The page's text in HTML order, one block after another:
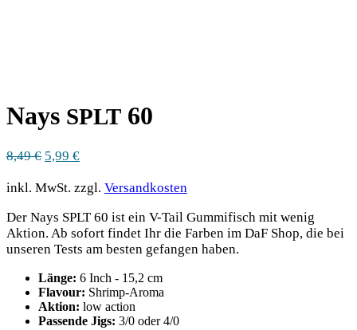
Nays SPLT 60
8,49€ Ursprünglicher
war:
5,99 €Aktueller
ist:
inkl. MwSt. zzgl. Versandkosten
Der Nays SPLT 60 ist ein V-Tail Gummifisch mit wenig
Aktion. Ab sofort findet Ihr die Farben im DaF Shop, die bei
unseren Tests am besten gefangen haben.
Länge: 6 Inch - 15,2 cm
Flavour: Shrimp-Aroma
Aktion: low action
Passende Jigs: 3/0 oder 4/0